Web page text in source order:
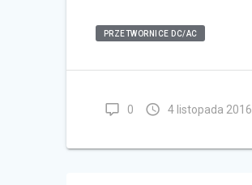
PRZETWORNICE DC/AC
0 4 listopada 2016